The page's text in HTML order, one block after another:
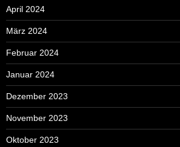
April 2024
März 2024
Februar 2024
Januar 2024
Dezember 2023
November 2023
Oktober 2023